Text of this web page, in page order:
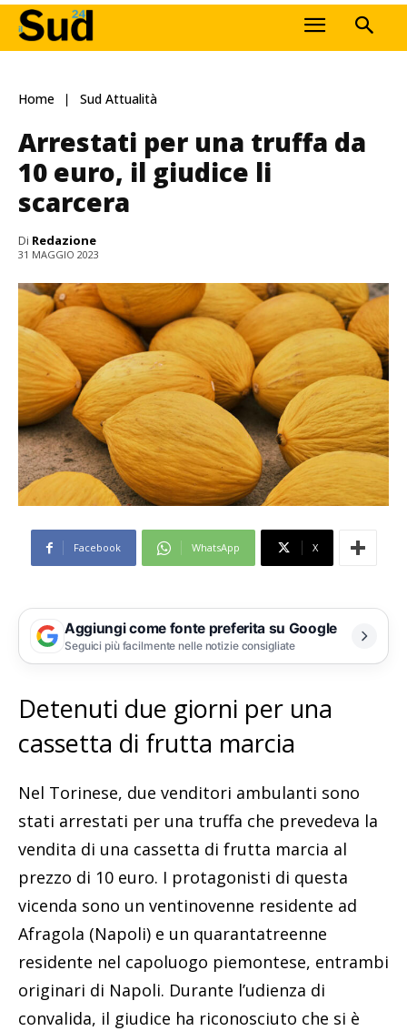
Home Sud Attualità
Arrestati per una truffa da
10 euro, il giudice li
scarcera
Di Redazione
31 MAGGIO 2023
Facebook WhatsApp X
Aggiungi come fonte preferita su Google
Seguici più facilmente nelle notizie consigliate
Detenuti due giorni per una
cassetta di frutta marcia
Nel Torinese, due venditori ambulanti sono
stati arrestati per una truffa che prevedeva la
vendita di una cassetta di frutta marcia al
prezzo di 10 euro. I protagonisti di questa
vicenda sono un ventinovenne residente ad
Afragola (Napoli) e un quarantatreenne
residente nel capoluogo piemontese, entrambi
originari di Napoli. Durante l’udienza di
convalida, il giudice ha riconosciuto che si è